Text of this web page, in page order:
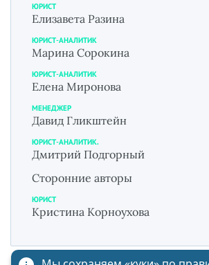
ЮРИСТ
Елизавета Разина
ЮРИСТ-АНАЛИТИК
Марина Сорокина
ЮРИСТ-АНАЛИТИК
Елена Миронова
МЕНЕДЖЕР
Давид Гликштейн
ЮРИСТ-АНАЛИТИК.
Дмитрий Подгорный
Сторонние авторы
ЮРИСТ
Кристина Корноухова